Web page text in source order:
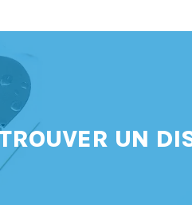
UN